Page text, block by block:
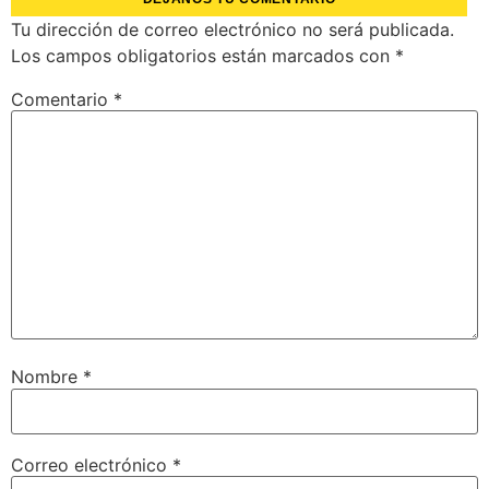
Tu dirección de correo electrónico no será publicada.
Los campos obligatorios están marcados con *
Comentario *
Nombre *
Correo electrónico *